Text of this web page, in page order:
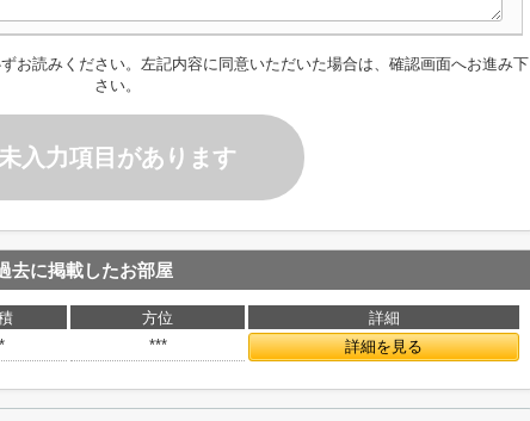
お読みください。左記内容に同意いただいた場合は、確認画面へお進み下
さい。
未入力項目があります
去に掲載したお部屋
方位
詳細
*** 詳細を見る